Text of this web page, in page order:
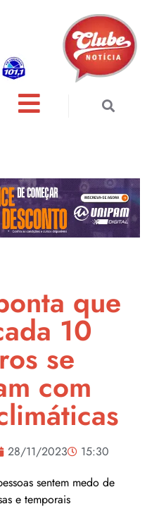
que
10
se
com
28/11/2023
15:30
sentem medo de
e temporais